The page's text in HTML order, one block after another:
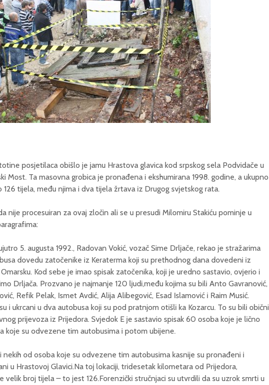
posjetilaca obišlo je jamu Hrastova glavica kod srpskog sela Podvidače u
Most. Ta masovna grobica je pronađena i ekshumirana 1998. godine, a ukupno
126 tijela, među njima i dva tijela žrtava iz Drugog svjetskog rata.
nije procesuiran za ovaj zločin ali se u presudi Milomiru Stakiću pominje u
5. augusta 1992., Radovan Vokić, vozač Sime Drljače, rekao je stražarima
dovedu zatočenike iz Keraterma koji su prethodnog dana dovedeni iz
Kod sebe je imao spisak zatočenika, koji je uredno sastavio, ovjerio i
Drljača. Prozvano je najmanje 120 ljudi,među kojima su bili Anto Gavranović,
Refik Pelak, Ismet Avdić, Alija Alibegović, Esad Islamović i Raim Musić.
i ukrcani u dva autobusa koji su pod pratnjom otišli ka Kozarcu. To su bili obični
prijevoza iz Prijedora. Svjedok E je sastavio spisak 60 osoba koje je lično
koje su odvezene tim autobusima i potom ubijene.
nekih od osoba koje su odvezene tim autobusima kasnije su pronađeni i
u Hrastovoj Glavici.Na toj lokaciji, tridesetak kilometara od Prijedora,
velik broj tijela – to jest 126.Forenzički stručnjaci su utvrdili da su uzrok smrti u